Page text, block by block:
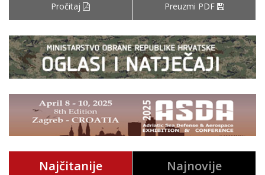
Pročitaj Preuzmi PDF
Najčitanije Najnovije